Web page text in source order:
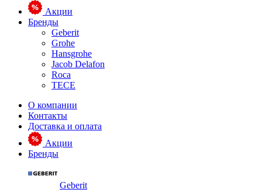
Акции
Бренды
Geberit
Grohe
Hansgrohe
Jacob Delafon
Roca
TECE
О компании
Контакты
Доставка и оплата
Акции
Бренды
Geberit